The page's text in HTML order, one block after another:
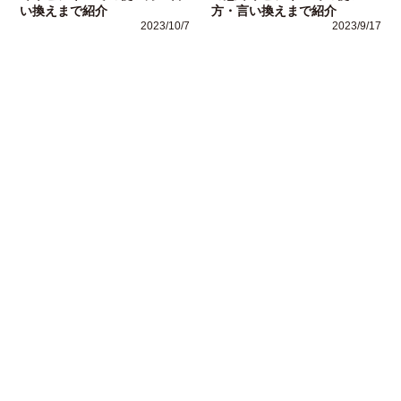
い換えまで紹介
2023/10/7
方・言い換えまで紹介
2023/9/17